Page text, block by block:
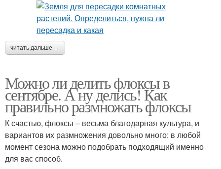
читать дальше →
Можно ли делить флоксы в
сентябре. А ну делись! Как
правильно размножать флоксы
К счастью, флоксы – весьма благодарная культура, и
вариантов их размножения довольно много: в любой
момент сезона можно подобрать подходящий именно
для вас способ.